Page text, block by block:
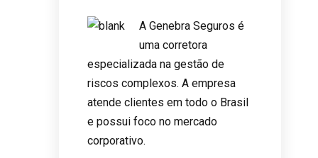
A Genebra Seguros é
uma corretora
especializada na gestão de
riscos complexos. A empresa
atende clientes em todo o Brasil
e possui foco no mercado
corporativo.